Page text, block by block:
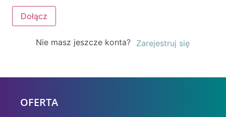
Dołącz
Nie masz jeszcze konta? Zarejestruj się
OFERTA